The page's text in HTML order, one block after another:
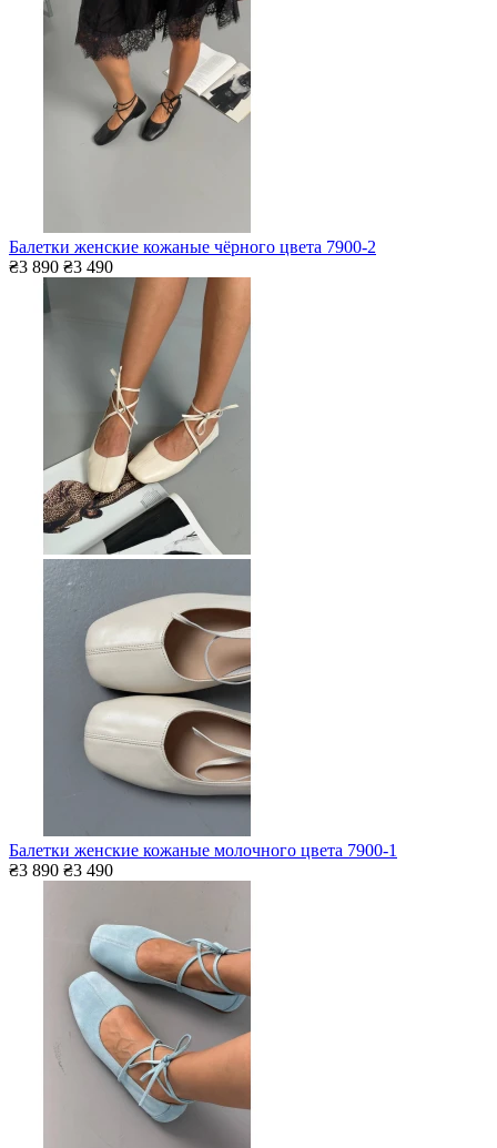
Балетки женские кожаные чёрного цвета 7900-2
₴3 890 ₴3 490
Балетки женские кожаные молочного цвета 7900-1
₴3 890 ₴3 490